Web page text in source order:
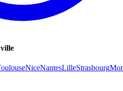
NiceNantesLilleStrasbourg